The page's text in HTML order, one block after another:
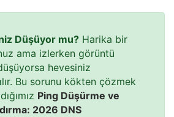
Düşüyor mu? Harika bir
ama izlerken görüntü
hevesiniz
Bu sorunu kökten çözmek
Ping Düşürme ve
2026 DNS